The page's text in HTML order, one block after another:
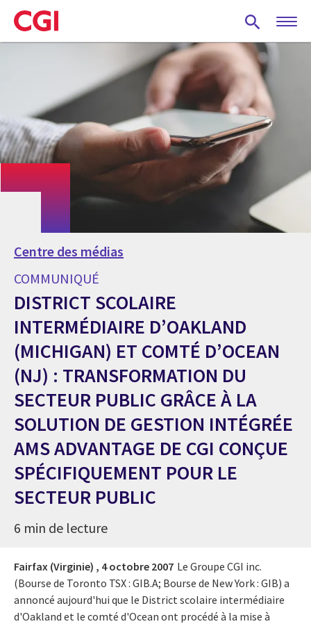
Skip
to
main
Centre des médias
COMMUNIQUÉ
DISTRICT SCOLAIRE
INTERMÉDIAIRE D’OAKLAND
(MICHIGAN) ET COMTÉ D’OCEAN
(NJ) : TRANSFORMATION DU
SECTEUR PUBLIC GRÂCE À LA
SOLUTION DE GESTION INTÉGRÉE
AMS ADVANTAGE DE CGI CONÇUE
SPÉCIFIQUEMENT POUR LE
SECTEUR PUBLIC
6 min de lecture
Fairfax (Virginie) , 4 octobre 2007 Le Groupe CGI inc.
(Bourse de Toronto TSX : GIB.A; Bourse de New York : GIB) a
annoncé aujourd'hui que le District scolaire intermédiaire
d'Oakland et le comté d'Ocean ont procédé à la mise à